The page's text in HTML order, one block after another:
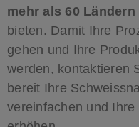
mehr als 60 Ländern
bieten. Damit Ihre
gehen und Ihre
werden, kontaktieren
bereit Ihre
vereinfachen und